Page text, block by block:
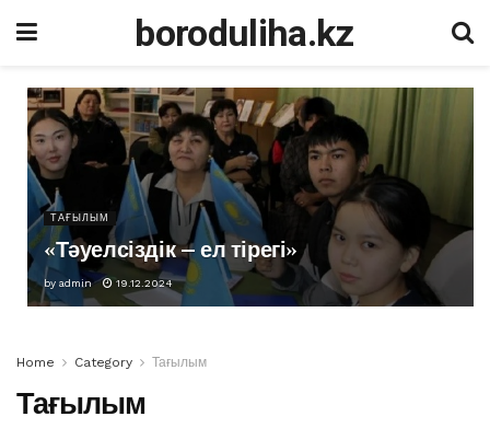
boroduliha.kz
ТАҒЫЛЫМ
«Тәуелсіздік – ел тірегі»
by admin 19.12.2024
Home Category Тағылым
Тағылым